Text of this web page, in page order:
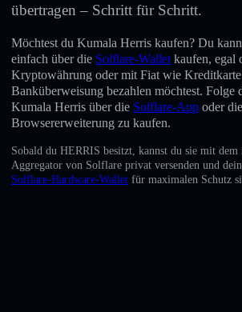
English
Deutsch
Italiano
übertragen – Schritt für Schritt.
Möchtest du Kumala Herris kaufen? Du
einfach über die Solflare-Wallet kaufen, egal
Kryptowährung oder mit Fiat wie
Banküberweisung bezahlen möchtest. Folge
Kumala Herris über die Solflare-App oder die
Browsererweiterung zu kaufen.
Sobald du HERRIS besitzt, kannst du sie mit
Aggregator von Solflare privat versenden und
Solflare-Hardware-Wallet für maximalen Schutz